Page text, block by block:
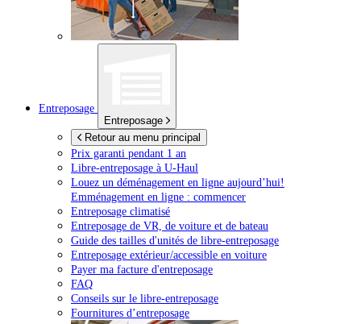
Entreposage
Entreposage
Retour au menu principal
Prix garanti pendant 1 an
Libre-entreposage à U-Haul
Louez un déménagement en ligne aujourd’hui!
Emménagement en ligne : commencer
Entreposage climatisé
Entreposage de VR, de voiture et de bateau
Guide des tailles d'unités de libre-entreposage
Entreposage extérieur/accessible en voiture
Payer ma facture d'entreposage
FAQ
Conseils sur le libre-entreposage
Fournitures d’entreposage